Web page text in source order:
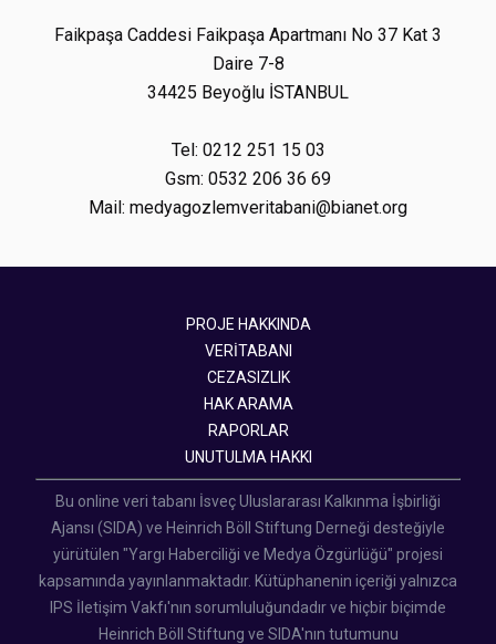
Faikpaşa Caddesi Faikpaşa Apartmanı No 37 Kat 3
Daire 7-8
34425 Beyoğlu İSTANBUL
Tel: 0212 251 15 03
Gsm: 0532 206 36 69
Mail: medyagozlemveritabani@bianet.org
PROJE HAKKINDA
VERİTABANI
CEZASIZLIK
HAK ARAMA
RAPORLAR
UNUTULMA HAKKI
Bu online veri tabanı İsveç Uluslararası Kalkınma İşbirliği
Ajansı (SIDA) ve Heinrich Böll Stiftung Derneği desteğiyle
yürütülen "Yargı Haberciliği ve Medya Özgürlüğü" projesi
kapsamında yayınlanmaktadır. Kütüphanenin içeriği yalnızca
IPS İletişim Vakfı'nın sorumluluğundadır ve hiçbir biçimde
Heinrich Böll Stiftung ve SIDA'nın tutumunu